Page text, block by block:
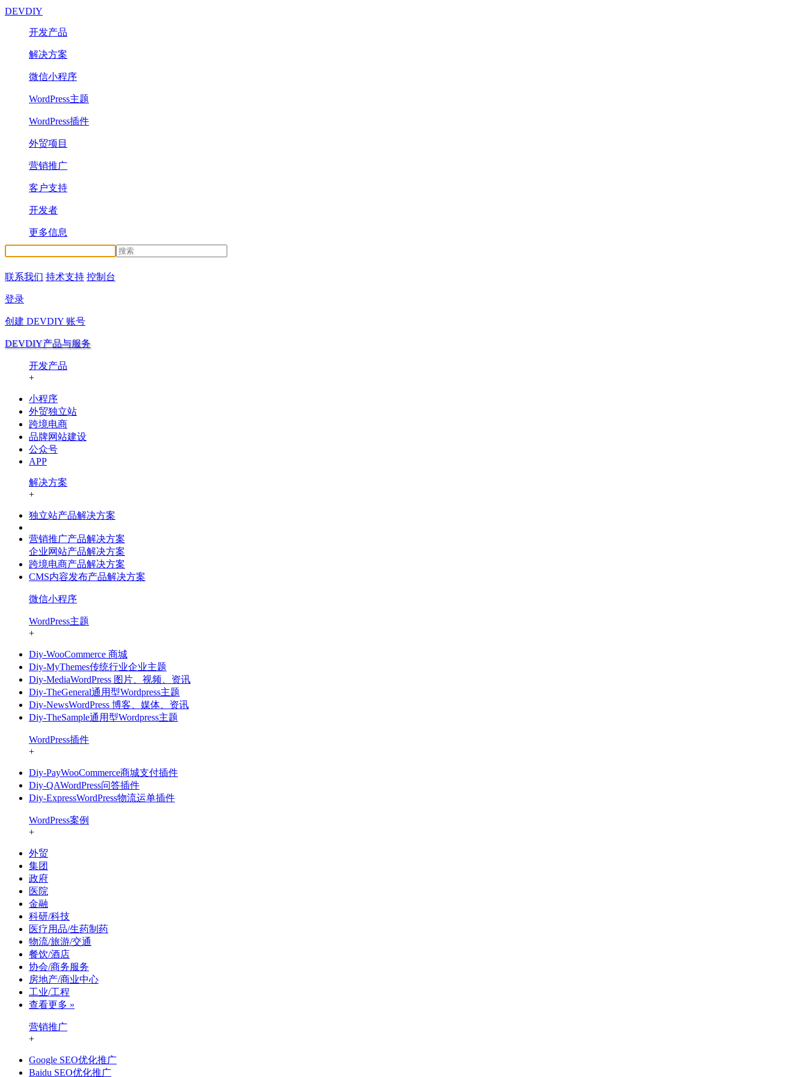
DEVDIY
开发产品
解决方案
微信小程序
WordPress主题
WordPress插件
外贸项目
营销推广
客户支持
开发者
更多信息
联系我们 持术支持 控制台
登录
创建 DEVDIY 账号
DEVDIY产品与服务
开发产品
+
小程序
外贸独立站
跨境电商
品牌网站建设
公众号
APP
解决方案
+
独立站产品解决方案
营销推广产品解决方案
企业网站产品解决方案
跨境电商产品解决方案
CMS内容发布产品解决方案
微信小程序
WordPress主题
+
Diy-WooCommerce 商城
Diy-MyThemes传统行业企业主题
Diy-MediaWordPress 图片、视频、资讯
Diy-TheGeneral通用型Wordpress主题
Diy-NewsWordPress 博客、媒体、资讯
Diy-TheSample通用型Wordpress主题
WordPress插件
+
Diy-PayWooCommerce商城支付插件
Diy-QAWordPress问答插件
Diy-ExpressWordPress物流运单插件
WordPress案例
+
外贸
集团
政府
医院
金融
科研/科技
医疗用品/生药制药
物流/旅游/交通
餐饮/酒店
协会/商务服务
房地产/商业中心
工业/工程
查看更多 »
营销推广
+
Google SEO优化推广
Baidu SEO优化推广